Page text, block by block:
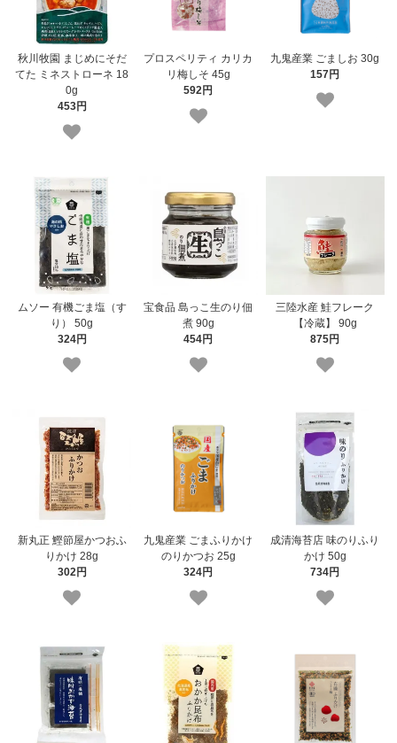
秋川牧園 まじめにそだ
てた ミネストローネ 18
0g
453円
プロスペリティ カリカ
リ梅しそ 45g
592円
九鬼産業 ごましお 30g
157円
ムソー 有機ごま塩（す
り） 50g
324円
宝食品 島っこ生のり佃
煮 90g
454円
三陸水産 鮭フレーク
【冷蔵】 90g
875円
新丸正 鰹節屋かつおふ
りかけ 28g
302円
九鬼産業 ごまふりかけ
のりかつお 25g
324円
成清海苔店 味のりふり
かけ 50g
734円